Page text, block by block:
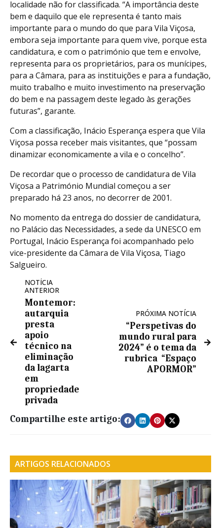
localidade não for classificada. “A importância deste
bem e daquilo que ele representa é tanto mais
importante para o mundo do que para Vila Viçosa,
embora seja importante para quem vive, porque esta
candidatura, e com o património que tem e envolve,
representa para os proprietários, para os munícipes,
para a Câmara, para as instituições e para a fundação,
muito trabalho e muito investimento na preservação
do bem e na passagem deste legado às gerações
futuras”, garante.
Com a classificação, Inácio Esperança espera que Vila
Viçosa possa receber mais visitantes, que “possam
dinamizar economicamente a vila e o concelho”.
De recordar que o processo de candidatura de Vila
Viçosa a Património Mundial começou a ser
preparado há 23 anos, no decorrer de 2001.
No momento da entrega do dossier de candidatura,
no Palácio das Necessidades, a sede da UNESCO em
Portugal, Inácio Esperança foi acompanhado pelo
vice-presidente da Câmara de Vila Viçosa, Tiago
Salgueiro.
NOTÍCIA
ANTERIOR
Montemor:
autarquia
presta
apoio
técnico na
eliminação
da lagarta
em
propriedade
privada
PRÓXIMA NOTÍCIA
“Perspetivas do
mundo rural para
2024” é o tema da
rubrica “Espaço
APORMOR”
Compartilhe este artigo:
ARTIGOS RELACIONADOS